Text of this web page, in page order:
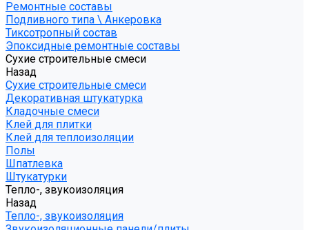
Ремонтные составы
Подливного типа \ Анкеровка
Тиксотропный состав
Эпоксидные ремонтные составы
Сухие строительные смеси
Назад
Сухие строительные смеси
Декоративная штукатурка
Кладочные смеси
Клей для плитки
Клей для теплоизоляции
Полы
Шпатлевка
Штукатурки
Тепло-, звукоизоляция
Назад
Тепло-, звукоизоляция